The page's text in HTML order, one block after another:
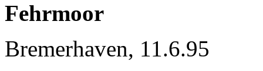
Fehrmoor
Bremerhaven, 11.6.95